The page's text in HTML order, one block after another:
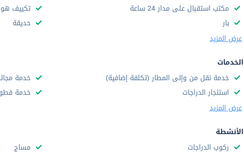
مكتب استقبال على مدار 24 ساعة
تكييف
بار
حديقة
عرض المزيد
الخدمات
خدمة نقل من وإلى المطار (تكلفة إضافية)
خدمة
استئجار الدراجات
خدمة
عرض المزيد
الأنشطة
ركوب الدراجات
مساج